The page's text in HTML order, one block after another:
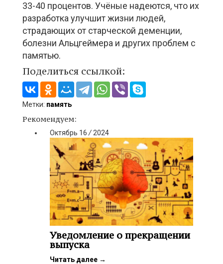
33-40 процентов. Учёные надеются, что их
разработка улучшит жизни людей,
страдающих от старческой деменции,
болезни Альцгеймера и других проблем с
памятью.
Поделиться ссылкой:
Метки: память
Рекомендуем:
Октябрь 16 / 2024
Уведомление о прекращении
выпуска
Читать далее →